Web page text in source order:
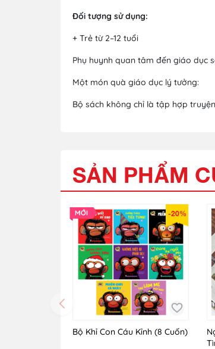
Đối tượng sử dụng:
+ Trẻ từ 2–12 tuổi
Phụ huynh quan tâm đến giáo dục
Một món quà giáo dục lý tưởng:
Bộ sách không chỉ là tập hợp
SẢN PHẨM
-20%
Bộ Khỉ Con Cáu Kỉnh (8 Cuốn)